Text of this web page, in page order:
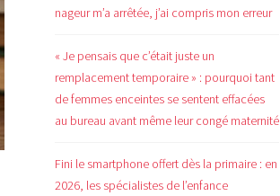
nageur m’a arrêtée, j’ai compris mon erreur
« Je pensais que c’était juste un
remplacement temporaire » : pourquoi tant
de femmes enceintes se sentent effacées
au bureau avant même leur congé maternité
Fini le smartphone offert dès la primaire : en
2026, les spécialistes de l’enfance